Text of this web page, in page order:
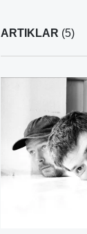
ARTIKLAR (5)